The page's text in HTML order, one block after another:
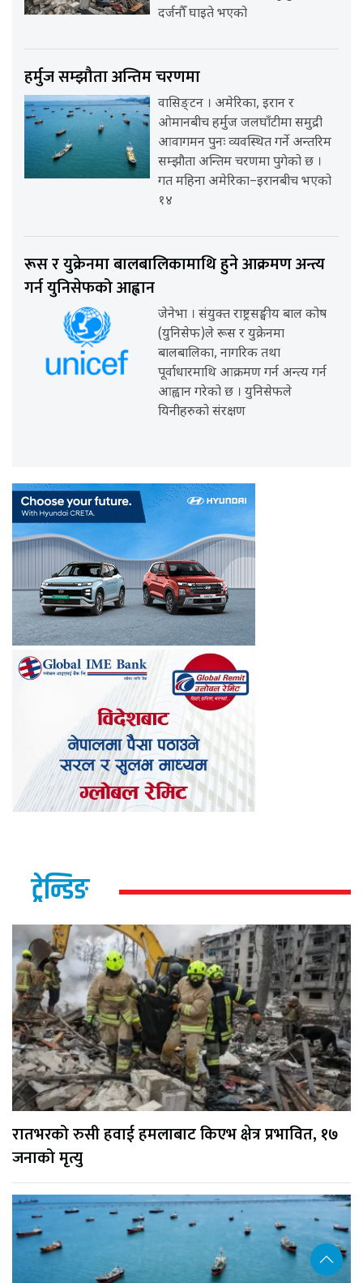
दर्जनौँ घाइते भएको
हर्मुज सम्झौता अन्तिम चरणमा
वासिङ्टन । अमेरिका, इरान र
ओमानबीच हर्मुज जलघाँटीमा समुद्री
आवागमन पुनः व्यवस्थित गर्ने अन्तरिम
सम्झौता अन्तिम चरणमा पुगेको छ ।
गत महिना अमेरिका–इरानबीच भएको
१४
रूस र युक्रेनमा बालबालिकामाथि हुने आक्रमण अन्त्य
गर्न युनिसेफको आह्वान
जेनेभा । संयुक्त राष्ट्रसङ्घीय बाल कोष
(युनिसेफ)ले रूस र युक्रेनमा
बालबालिका, नागरिक तथा
पूर्वाधारमाथि आक्रमण गर्न अन्त्य गर्न
आह्वान गरेको छ । युनिसेफले
यिनीहरुको संरक्षण
ट्रेन्डिङ
रातभरको रुसी हवाई हमलाबाट किएभ क्षेत्र प्रभावित, १७
जनाको मृत्यु